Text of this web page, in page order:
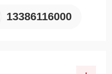
13386116000